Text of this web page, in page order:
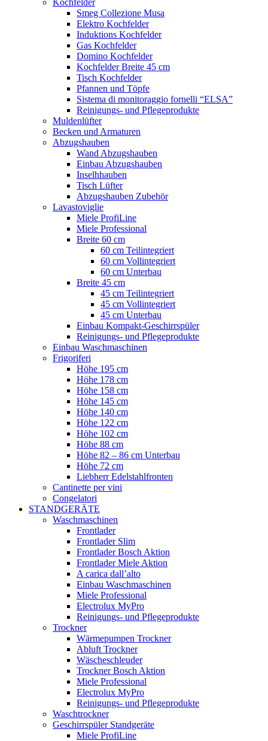
Kochfelder
Smeg Collezione Musa
Elektro Kochfelder
Induktions Kochfelder
Gas Kochfelder
Domino Kochfelder
Kochfelder Breite 45 cm
Tisch Kochfelder
Pfannen und Töpfe
Sistema di monitoraggio fornelli “ELSA”
Reinigungs- und Pflegeprodukte
Muldenlüfter
Becken und Armaturen
Abzugshauben
Wand Abzugshauben
Einbau Abzugshauben
Inselhhauben
Tisch Lüfter
Abzugshauben Zubehör
Lavastoviglie
Miele ProfiLine
Miele Professional
Breite 60 cm
60 cm Teilintegriert
60 cm Vollintegriert
60 cm Unterbau
Breite 45 cm
45 cm Teilintegriert
45 cm Vollintegriert
45 cm Unterbau
Einbau Kompakt-Geschirrspüler
Reinigungs- und Pflegeprodukte
Einbau Waschmaschinen
Frigoriferi
Höhe 195 cm
Höhe 178 cm
Höhe 158 cm
Höhe 145 cm
Höhe 140 cm
Höhe 122 cm
Höhe 102 cm
Höhe 88 cm
Höhe 82 – 86 cm Unterbau
Höhe 72 cm
Liebherr Edelstahlfronten
Cantinette per vini
Congelatori
STANDGERÄTE
Waschmaschinen
Frontlader
Frontlader Slim
Frontlader Bosch Aktion
Frontlader Miele Aktion
A carica dall’alto
Einbau Waschmaschinen
Miele Professional
Electrolux MyPro
Reinigungs- und Pflegeprodukte
Trockner
Wärmepumpen Trockner
Abluft Trockner
Wäscheschleuder
Trockner Bosch Aktion
Miele Professional
Electrolux MyPro
Reinigungs- und Pflegeprodukte
Waschtrockner
Geschirrspüler Standgeräte
Miele ProfiLine